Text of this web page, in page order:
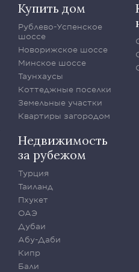
Купить дом
Рублево-Успенское
шоссе
Новорижское шоссе
Минское шоссе
Таунхаусы
Коттеджные поселки
Земельные участки
Квартиры загородом
Недвижимость
за рубежом
Турция
Таиланд
Пхукет
ОАЭ
Дубаи
Абу-Даби
Кипр
Бали